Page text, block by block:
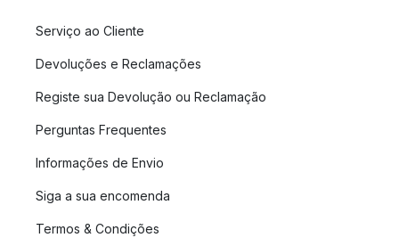
Serviço ao Cliente
Devoluções e Reclamações
Registe sua Devolução ou Reclamação
Perguntas Frequentes
Informações de Envio
Siga a sua encomenda
Termos & Condições